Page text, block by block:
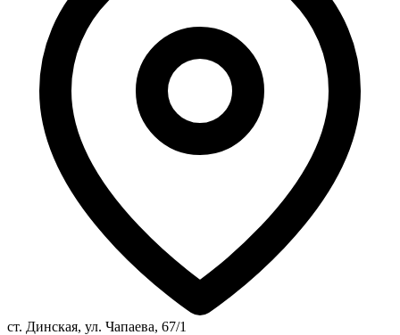
ст. Динская, ул. Чапаева, 67/1